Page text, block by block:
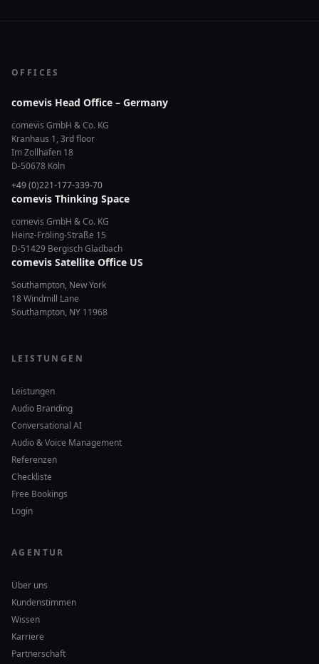
OFFICES
comevis Head Office – Germany
comevis GmbH & Co. KG
Kranhaus 1, 3rd floor
Im Zollhafen 18
D-50678 Köln
+49 (0)221-177-339-70
comevis Thinking Space
comevis GmbH & Co. KG
Heinz-Fröling-Straße 15
D-51429 Bergisch Gladbach
comevis Satellite Office US
Southampton, New York
18 Windmill Lane
Southampton, NY 11968
LEISTUNGEN
Leistungen
Audio Branding
Conversational AI
Audio & Voice Management
Referenzen
Checkliste
Free Bookings
Login
AGENTUR
Über uns
Kundenstimmen
Wissen
Karriere
Partnerschaft